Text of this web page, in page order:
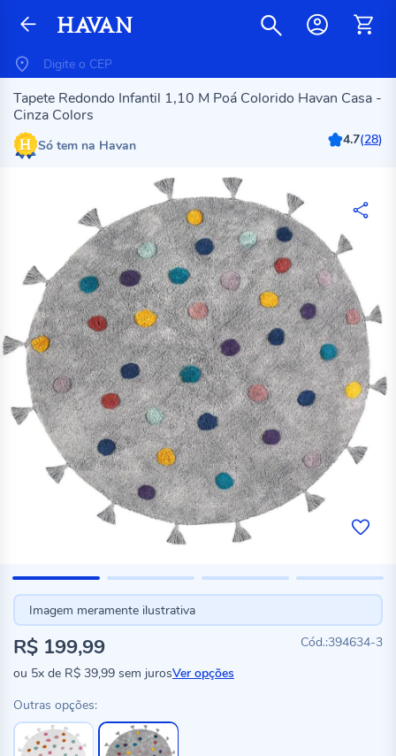
Tapete Redondo Infantil 1,10 M Poá Colorido Havan Casa -
Cinza Colors
Só tem na Havan 4.7(28)
Imagem meramente ilustrativa
394634-3
R$ 199,99
ou 5x de R$ 39,99 sem jurosVer opções
Outras opções: